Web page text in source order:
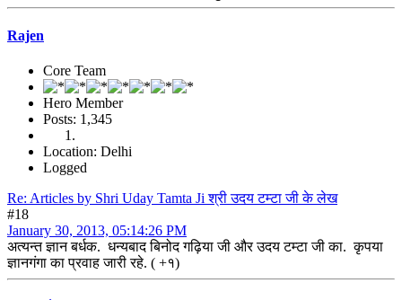
Rajen
Core Team
Hero Member
Posts: 1,345
Location: Delhi
Logged
Re: Articles by Shri Uday Tamta Ji श्री उदय टम्टा जी के लेख
#18
January 30, 2013, 05:14:26 PM
अत्यन्त ज्ञान बर्धक. धन्यबाद बिनोद गढ़िया जी और उदय टम्टा जी का. कृपया
ज्ञानगंगा का प्रवाह जारी रहे. ( +१)